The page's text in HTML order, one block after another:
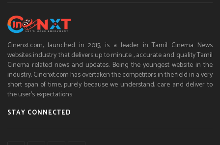
Cinenxt.com, launched in 2015, is a leader in Tamil Cinema News
websites industry that delivers up to minute , accurate and quality Tamil
Cinema related news and updates. Being the youngest website in the
industry, Cinenxt.com has overtaken the competitors in the field in a very
short span of time, purely because we understand, care and deliver to
the user’s expectations.
STAY CONNECTED